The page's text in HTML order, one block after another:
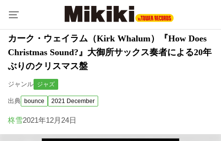
カーク・ウェイラム（Kirk Whalum）『How Does
Christmas Sound?』大御所サックス奏者による20年
ぶりのクリスマス盤
ジャンル ジャズ
出典 bounce 2021 December
柊雪2021年12月24日